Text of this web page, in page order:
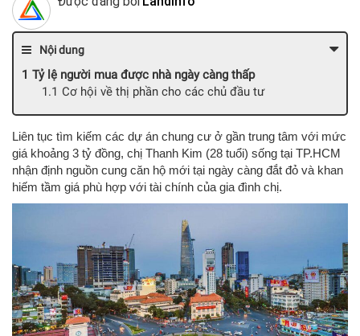
Nội dung
Tỷ lệ người mua được nhà ngày càng thấp
Cơ hội về thị phần cho các chủ đầu tư
Liên tục tìm kiếm các dự án chung cư ở gần trung tâm với mức
giá khoảng 3 tỷ đồng, chị Thanh Kim (28 tuổi) sống tại TP.HCM
nhận định nguồn cung căn hộ mới tại ngày càng đắt đỏ và khan
hiếm tầm giá phù hợp với tài chính của gia đình chị.